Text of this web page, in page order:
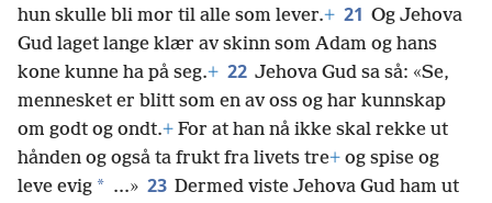
hun skulle bli mor til alle som lever.+ 21 Og Jehova
Gud laget lange klær av skinn som Adam og hans
kone kunne ha på seg.+ 22 Jehova Gud sa så: «Se,
mennesket er blitt som en av oss og har kunnskap
om godt og ondt.+ For at han nå ikke skal rekke ut
hånden og også ta frukt fra livets tre+ og spise og
leve evig * .⁠.⁠.» 23 Dermed viste Jehova Gud ham ut